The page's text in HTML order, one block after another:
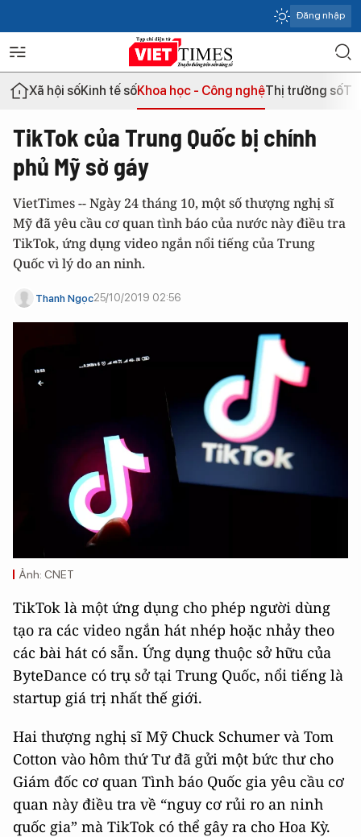
Đăng nhập
Xã hội sốKinh tế sốKhoa học - Công nghệThị trường số
TikTok của Trung Quốc bị chính
phủ Mỹ sờ gáy
VietTimes -- Ngày 24 tháng 10, một số thượng nghị sĩ
Mỹ đã yêu cầu cơ quan tình báo của nước này điều tra
TikTok, ứng dụng video ngắn nổi tiếng của Trung
Quốc vì lý do an ninh.
Thanh Ngọc25/10/2019 02:56
Ảnh: CNET
TikTok là một ứng dụng cho phép người dùng
tạo ra các video ngắn hát nhép hoặc nhảy theo
các bài hát có sẵn. Ứng dụng thuộc sở hữu của
ByteDance có trụ sở tại Trung Quốc, nổi tiếng là
startup giá trị nhất thế giới.
Hai thượng nghị sĩ Mỹ Chuck Schumer và Tom
Cotton vào hôm thứ Tư đã gửi một bức thư cho
Giám đốc cơ quan Tình báo Quốc gia yêu cầu cơ
quan này điều tra về “nguy cơ rủi ro an ninh
quốc gia” mà TikTok có thể gây ra cho Hoa Kỳ.